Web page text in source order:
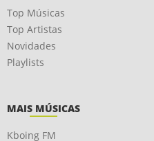
Top Músicas
Top Artistas
Novidades
Playlists
MAIS MÚSICAS
Kboing FM